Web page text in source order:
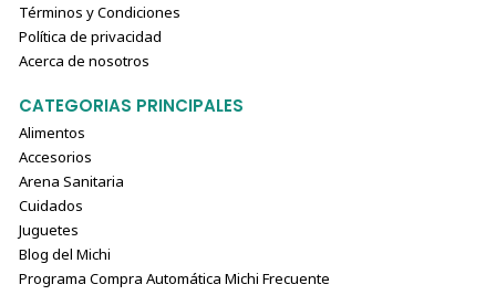
Términos y Condiciones
Política de privacidad
Acerca de nosotros
CATEGORIAS PRINCIPALES
Alimentos
Accesorios
Arena Sanitaria
Cuidados
Juguetes
Blog del Michi
Programa Compra Automática Michi Frecuente